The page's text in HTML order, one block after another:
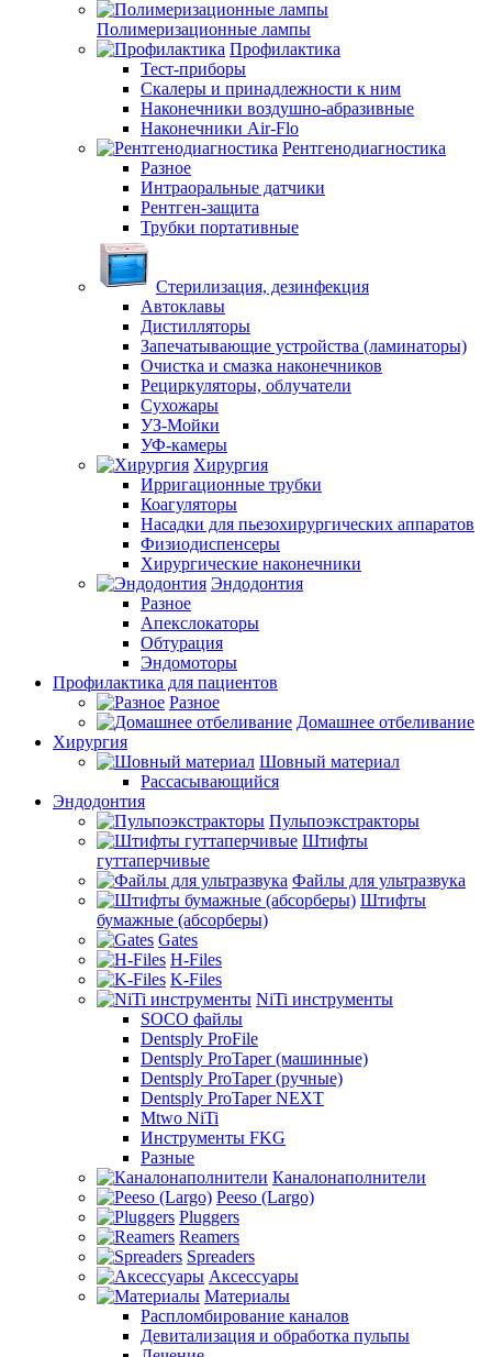
Полимеризационные лампы
Профилактика
Тест-приборы
Скалеры и принадлежности к ним
Наконечники воздушно-абразивные
Наконечники Air-Flo
Рентгенодиагностика
Разное
Интраоральные датчики
Рентген-защита
Трубки портативные
Стерилизация, дезинфекция
Автоклавы
Дистилляторы
Запечатывающие устройства (ламинаторы)
Очистка и смазка наконечников
Рециркуляторы, облучатели
Сухожары
УЗ-Мойки
УФ-камеры
Хирургия
Ирригационные трубки
Коагуляторы
Насадки для пьезохирургических аппаратов
Физиодиспенсеры
Хирургические наконечники
Эндодонтия
Разное
Апекслокаторы
Обтурация
Эндомоторы
Профилактика для пациентов
Разное
Домашнее отбеливание
Хирургия
Шовный материал
Рассасывающийся
Эндодонтия
Пульпоэкстракторы
Штифты
гуттаперчивые
Файлы для ультразвука
Штифты
бумажные (абсорберы)
Gates
H-Files
K-Files
NiTi инструменты
SOCO файлы
Dentsply ProFile
Dentsply ProTaper (машинные)
Dentsply ProTaper (ручные)
Dentsply ProTaper NEXT
Mtwo NiTi
Инструменты FKG
Разные
Каналонаполнители
Peeso (Largo)
Pluggers
Reamers
Spreaders
Аксессуары
Материалы
Распломбирование каналов
Девитализация и обработка пульпы